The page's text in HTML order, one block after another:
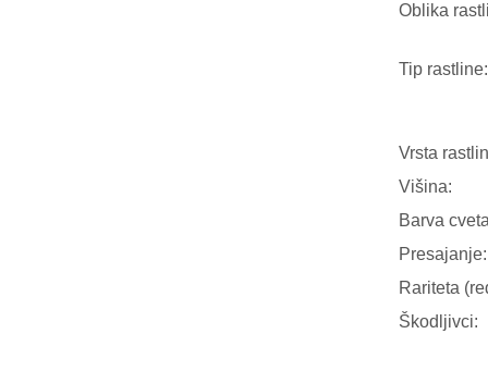
Oblika
Tip rastline:
Vrsta
Višina:
Barva
Presajanje:
Rariteta
Škodljivci: